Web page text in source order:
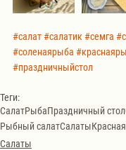
#салат#салатик #семга
#соленаярыба
#праздничныйстол
Теги:
СалатРыбаПраздничный стол
Рыбный салатСалаты
Салаты